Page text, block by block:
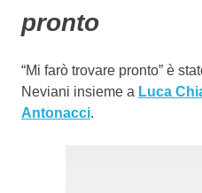
pronto
“Mi farò trovare pronto” è
Neviani insieme a Luca
Antonacci.